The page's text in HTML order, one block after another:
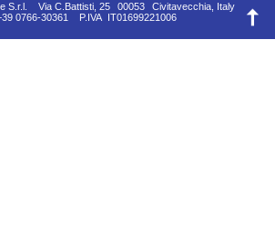
S.r.l. Via C.Battisti, 25 00053
Civitavecchia, Italy
0766-30361 P.IVA IT01699221006